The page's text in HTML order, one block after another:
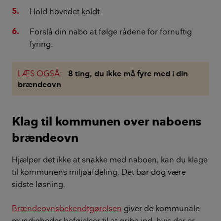
Hold hovedet koldt.
Forslå din nabo at følge rådene for fornuftig
fyring.
LÆS OGSÅ:
8 ting, du ikke må fyre med i din
brændeovn
Klag til kommunen over naboens
brændeovn
Hjælper det ikke at snakke med naboen, kan du klage
til kommunens miljøafdeling. Det bør dog være
sidste løsning.
Brændeovnsbekendtgørelsen giver de kommunale